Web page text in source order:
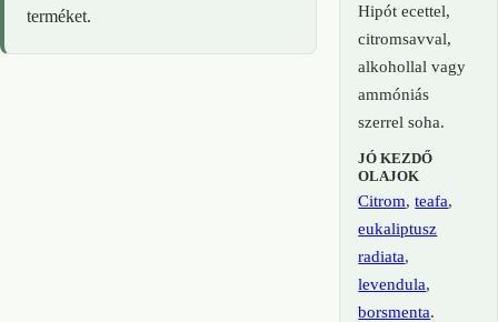
terméket.
Hipót ecettel,
citromsavval,
alkohollal vagy
ammóniás
szerrel soha.
JÓ KEZDŐ
OLAJOK
Citrom,teafa,
eukaliptusz
radiata,
levendula,
borsmenta.